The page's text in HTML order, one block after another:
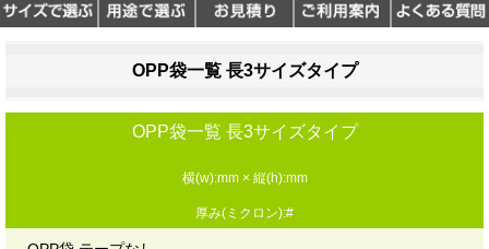
OPP袋一覧 長3サイズタイプ
OPP袋一覧 長3サイズタイプ
横(w):mm × 縦(h):mm
厚み(ミクロン):#